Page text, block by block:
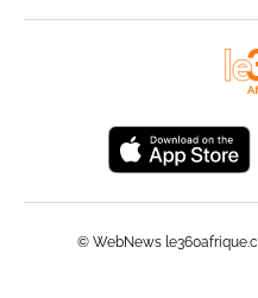
© WebNews